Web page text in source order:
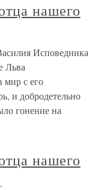
нашего
Исповедника
Льва
мир с его
и добродетельно
гонение на
нашего